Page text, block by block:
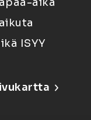
ISYY